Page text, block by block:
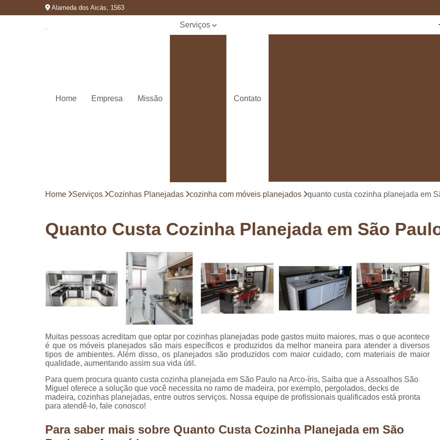
Alameda dos Aicás, 1563
Home Empresa Missão
Serviços
Pergolados
Pergolados
em madeira
Pisos de
madeira
Raspagem
de pisos de
madeira
Restauração
de pisos de
madeira
Contato
Deck de Madeira para Varanda
Deck de
Deck em Madeira Cumaru
Marcenaria com Móveis Planejados
Marcenaria de Personalização de
Marcenaria de Planejado para Residência
Marcenaria de Planejados para Quarto
Empresa de Móveis Planejados
Loja
Móveis Planejados em São
Móveis Planejados para Apartamento
Móveis Planejados para Sala de
Home Serviços Cozinhas Planejadas cozinha com móveis planejados quanto custa cozinha planejada em
Quanto Custa Cozinha Planejada em São
Muitas pessoas acreditam que optar por cozinhas planejadas pode gastos muito maiores, mas o que acontece
é que os móveis planejados são mais específicos e produzidos da melhor maneira para atender a diversos
tipos de ambientes. Além disso, os planejados são produzidos com maior cuidado, com materiais de maior
qualidade, aumentando assim sua vida útil.
Para quem procura quanto custa cozinha planejada em São Paulo na Arco-íris, Saiba que a Assoalhos São
Miguel oferece a solução que você necessita no ramo de madeira, por exemplo, pergolados, decks de
madeira, cozinhas planejadas, entre outros serviços. Nossa equipe de profissionais qualificados está pronta
para atendê-lo, fale conosco!
Para saber mais sobre Quanto Custa Cozinha Planejada em São